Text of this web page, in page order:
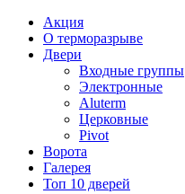
Акция
О терморазрыве
Двери
Входные группы
Электронные
Aluterm
Церковные
Pivot
Ворота
Галерея
Топ 10 дверей